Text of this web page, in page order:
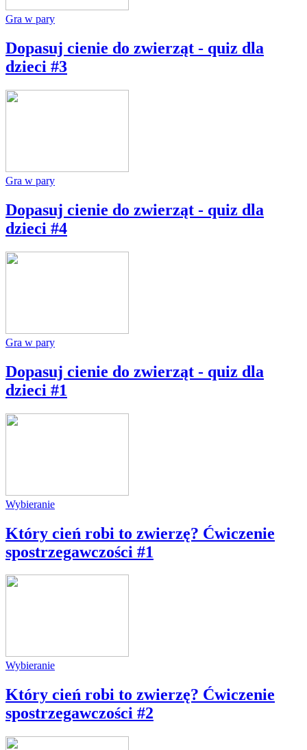
Gra w pary
Dopasuj cienie do zwierząt - quiz dla
dzieci #3
Gra w pary
Dopasuj cienie do zwierząt - quiz dla
dzieci #4
Gra w pary
Dopasuj cienie do zwierząt - quiz dla
dzieci #1
Wybieranie
Który cień robi to zwierzę? Ćwiczenie
spostrzegawczości #1
Wybieranie
Który cień robi to zwierzę? Ćwiczenie
spostrzegawczości #2